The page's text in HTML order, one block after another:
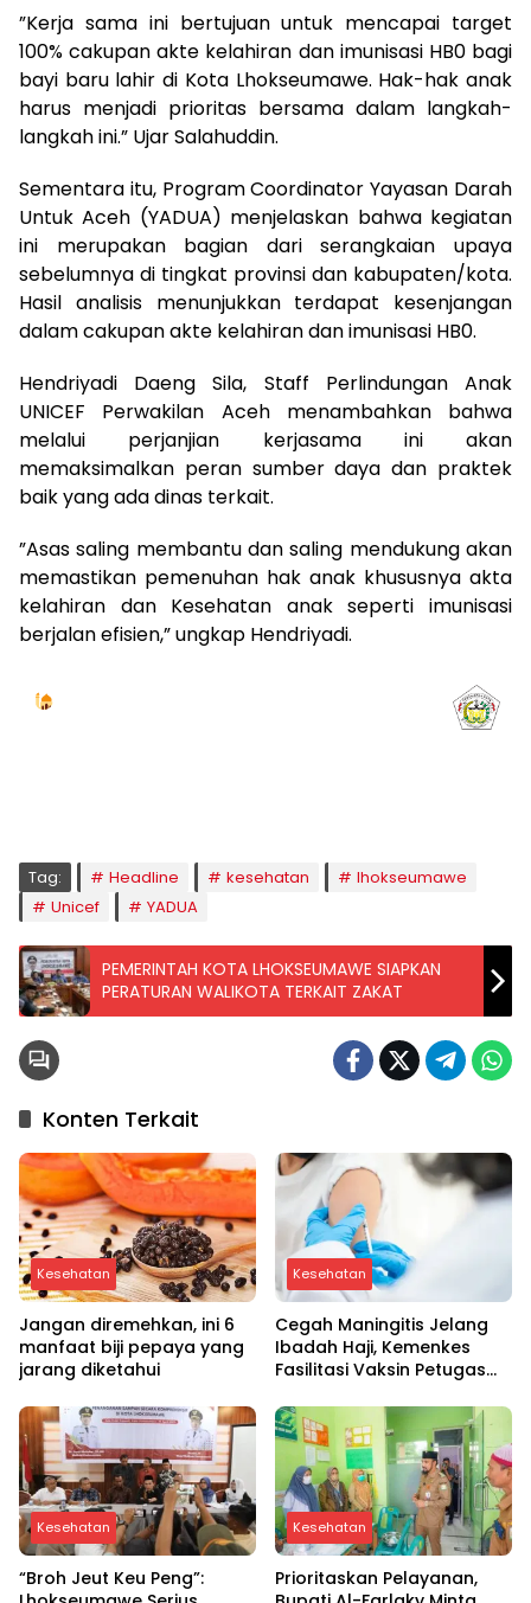
”Kerja sama ini bertujuan untuk mencapai target
100% cakupan akte kelahiran dan imunisasi HB0 bagi
bayi baru lahir di Kota Lhokseumawe. Hak-hak anak
harus menjadi prioritas bersama dalam langkah-
langkah ini.” Ujar Salahuddin.
Sementara itu, Program Coordinator Yayasan Darah
Untuk Aceh (YADUA) menjelaskan bahwa kegiatan
ini merupakan bagian dari serangkaian upaya
sebelumnya di tingkat provinsi dan kabupaten/kota.
Hasil analisis menunjukkan terdapat kesenjangan
dalam cakupan akte kelahiran dan imunisasi HB0.
Hendriyadi Daeng Sila, Staff Perlindungan Anak
UNICEF Perwakilan Aceh menambahkan bahwa
melalui perjanjian kerjasama ini akan
memaksimalkan peran sumber daya dan praktek
baik yang ada dinas terkait.
”Asas saling membantu dan saling mendukung akan
memastikan pemenuhan hak anak khususnya akta
kelahiran dan Kesehatan anak seperti imunisasi
berjalan efisien,” ungkap Hendriyadi.
Tag: Headline kesehatan
lhokseumawe
Unicef
YADUA
PEMERINTAH KOTA LHOKSEUMAWE SIAPKAN
PERATURAN WALIKOTA TERKAIT ZAKAT
Konten Terkait
Kesehatan
Jangan diremehkan, ini 6
manfaat biji pepaya yang
jarang diketahui
Kesehatan
Cegah Maningitis Jelang
Ibadah Haji, Kemenkes
Fasilitasi Vaksin Petugas
Kesehatan
“Broh Jeut Keu Peng”:
Kesehatan
Prioritaskan Pelayanan,